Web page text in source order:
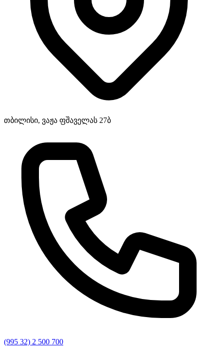
თბილისი, ვაჟა ფშაველას 27ბ
(995 32) 2 500 700